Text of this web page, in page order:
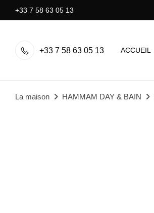
+33 7 58 63 05 13
+33 7 58 63 05 13 ACCUEIL
La maison HAMMAM DAY & BAIN